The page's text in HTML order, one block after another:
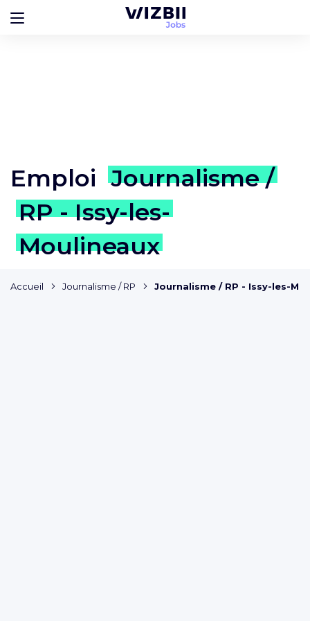
Emploi Journalisme /
RP - Issy-les-
Moulineaux
Accueil Journalisme / RP Journalisme / RP - Issy-les-